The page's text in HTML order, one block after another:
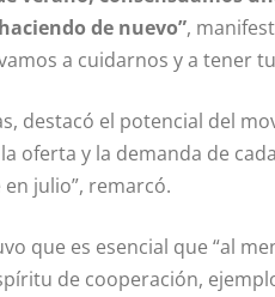
de nuevo”,
a cuidarnos y a tener
destacó el potencial del
oferta y la demanda de
julio”, remarcó.
que es esencial que “al
de cooperación,